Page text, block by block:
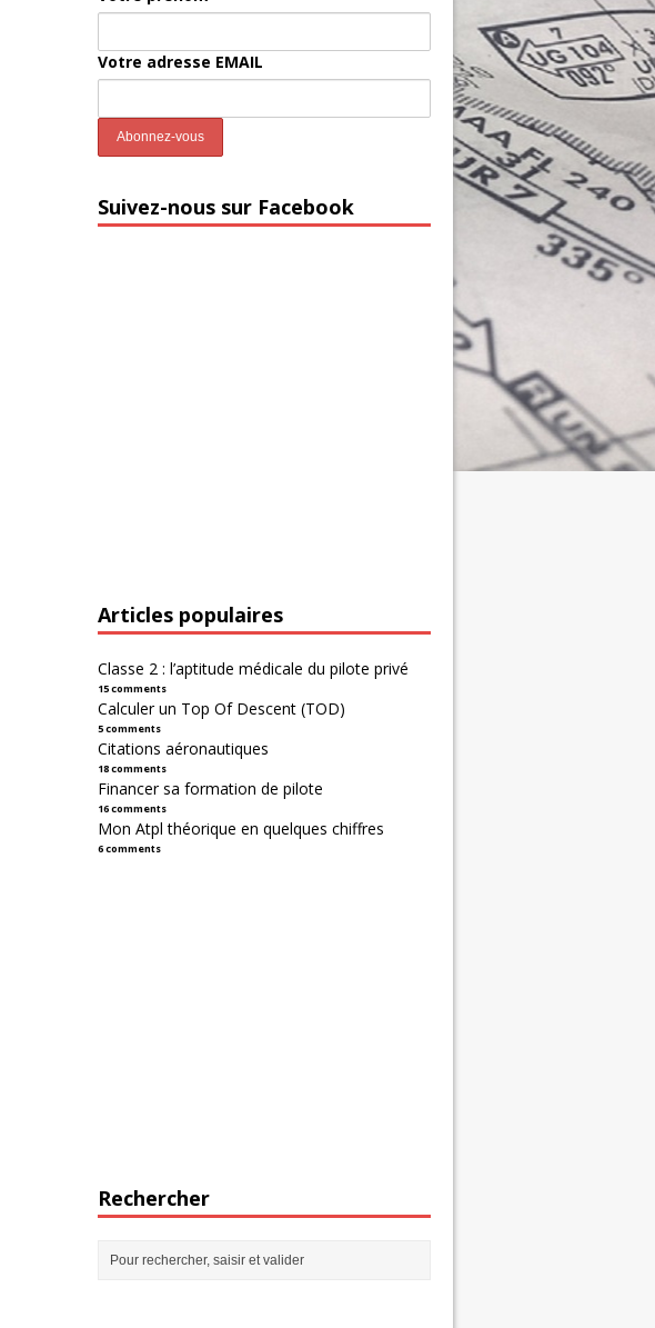
Votre adresse EMAIL
Suivez-nous sur Facebook
Articles populaires
Classe 2 : l’aptitude médicale du pilote privé
15 comments
Calculer un Top Of Descent (TOD)
5 comments
Citations aéronautiques
18 comments
Financer sa formation de pilote
16 comments
Mon Atpl théorique en quelques chiffres
6 comments
Rechercher